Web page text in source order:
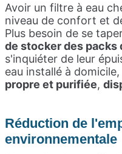
Avoir un filtre à eau
niveau de confort et
Plus besoin de se
de stocker des packs
s'inquiéter de leur
eau installé à
propre et purifiée,
Réduction de
environnementale